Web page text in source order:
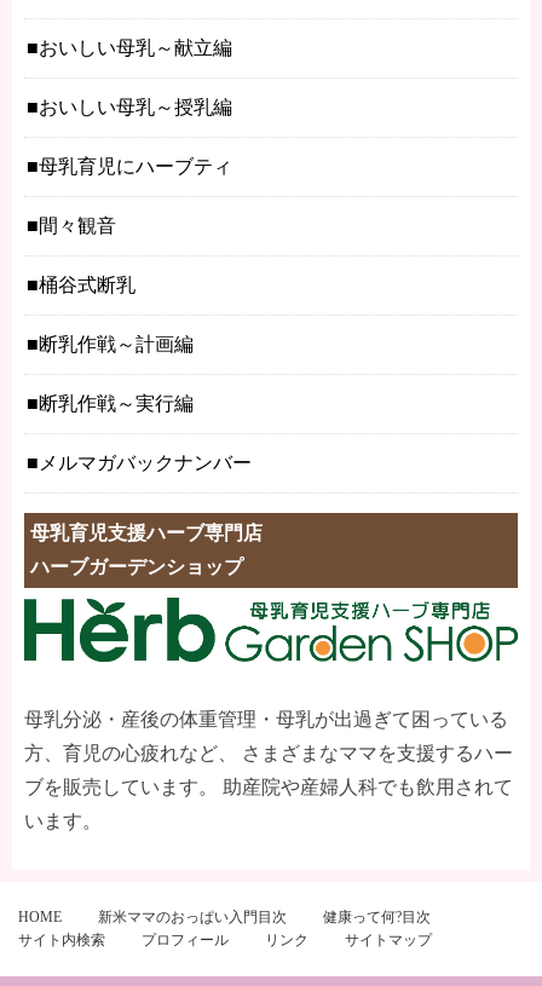
おいしい母乳～献立編
おいしい母乳～授乳編
母乳育児にハーブティ
間々観音
桶谷式断乳
断乳作戦～計画編
断乳作戦～実行編
メルマガバックナンバー
母乳育児支援ハーブ専門店
ハーブガーデンショップ
母乳分泌・産後の体重管理・母乳が出過ぎて困っている
方、育児の心疲れなど、 さまざまなママを支援するハー
ブを販売しています。 助産院や産婦人科でも飲用されて
います。
HOME 新米ママのおっぱい入門目次
健康って何?目次
サイト内検索
プロフィール リンク サイトマップ